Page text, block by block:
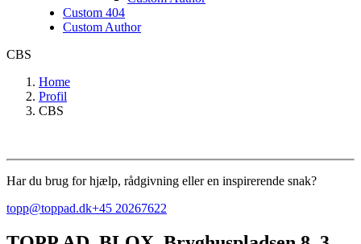
Custom 404
Custom Author
CBS
Home
Profil
CBS
Har du brug for hjælp, rådgivning eller en inspirerende snak?
topp@toppad.dk+45 20267622